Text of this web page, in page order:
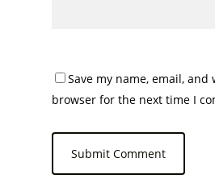
Save my name, email,
browser for the next time I